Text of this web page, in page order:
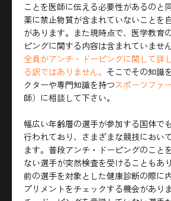
ことを医師に伝える必要性があるのと
薬に禁止物質が含まれていないことを
があります。また現時点で、医学教育
ピングに関する内容は含まれていませ
全員がアンチ・ドーピングに関して詳
る訳ではありません。 そこでその知識
クターや専門知識を持つスポーツファ
師）に相談して下さい。
幅広い年齢層の選手が参加する国体で
行われており、さまざまな競技におい
ます。普段アンチ・ドーピングのこと
ない選手が突然検査を受けることもあ
前の選手を対象とした健康診断の際に
プリメントをチェックする機会があり